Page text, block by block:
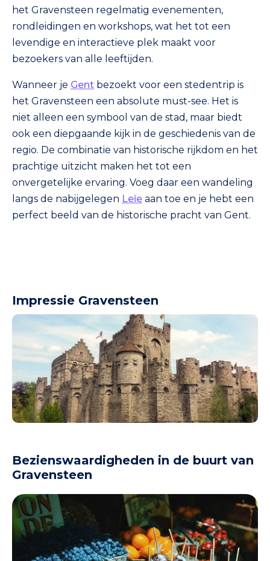
het Gravensteen regelmatig evenementen,
rondleidingen en workshops, wat het tot een
levendige en interactieve plek maakt voor
bezoekers van alle leeftijden.
Wanneer je Gent bezoekt voor een stedentrip is
het Gravensteen een absolute must-see. Het is
niet alleen een symbool van de stad, maar biedt
ook een diepgaande kijk in de geschiedenis van de
regio. De combinatie van historische rijkdom en het
prachtige uitzicht maken het tot een
onvergetelijke ervaring. Voeg daar een wandeling
langs de nabijgelegen Leie aan toe en je hebt een
perfect beeld van de historische pracht van Gent.
Impressie Gravensteen
Bezienswaardigheden in de buurt van
Gravensteen